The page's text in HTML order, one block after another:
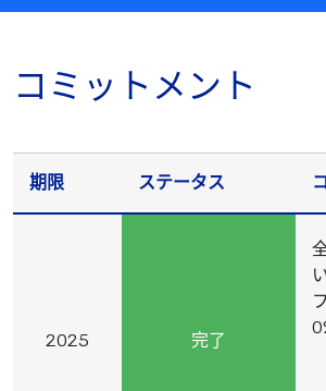
コミットメント
期限 ステータス
2025 完了